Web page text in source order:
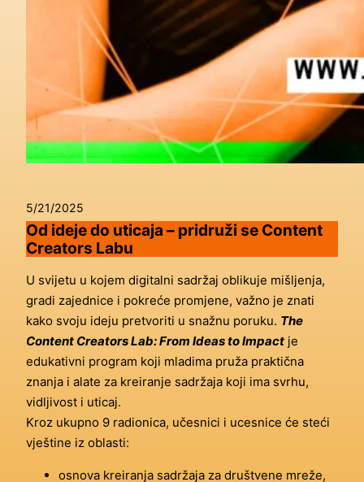
5/21/2025
Od ideje do uticaja – pridruži se Content
Creators Labu
U svijetu u kojem digitalni sadržaj oblikuje mišljenja,
gradi zajednice i pokreće promjene, važno je znati
kako svoju ideju pretvoriti u snažnu poruku. The
Content Creators Lab: From Ideas to Impact je
edukativni program koji mladima pruža praktična
znanja i alate za kreiranje sadržaja koji ima svrhu,
vidljivost i uticaj.
Kroz ukupno 9 radionica, učesnici i ucesnice će steći
vještine iz oblasti:
osnova kreiranja sadržaja za društvene mreže,